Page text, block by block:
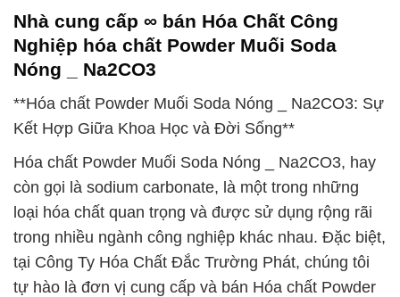
Nhà cung cấp ∞ bán Hóa Chất Công
Nghiệp hóa chất Powder Muối Soda
Nóng _ Na2CO3
**Hóa chất Powder Muối Soda Nóng _ Na2CO3: Sự
Kết Hợp Giữa Khoa Học và Đời Sống**
Hóa chất Powder Muối Soda Nóng _ Na2CO3, hay
còn gọi là sodium carbonate, là một trong những
loại hóa chất quan trọng và được sử dụng rộng rãi
trong nhiều ngành công nghiệp khác nhau. Đặc biệt,
tại Công Ty Hóa Chất Đắc Trường Phát, chúng tôi
tự hào là đơn vị cung cấp và bán Hóa chất Powder